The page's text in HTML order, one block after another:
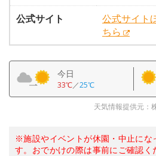
公式サイト
公式サイト
ちら
今日
33℃／25℃
天気情報提供元：
※施設やイベントが休園・中止にな
す。おでかけの際は事前にご確認く